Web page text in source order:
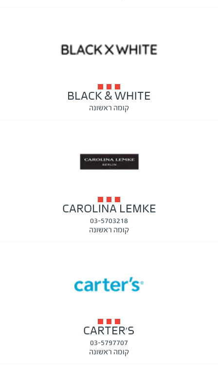
BLACK & WHITE
קומה ראשונה
CAROLINA LEMKE
03-5703218
קומה ראשונה
CARTER'S
03-5797707
קומה ראשונה